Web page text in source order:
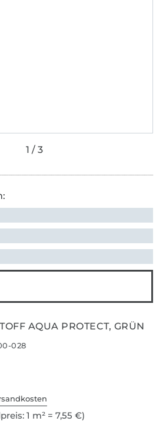
AQUA PROTECT, GRÜN
028
1 m² = 7,55 €)